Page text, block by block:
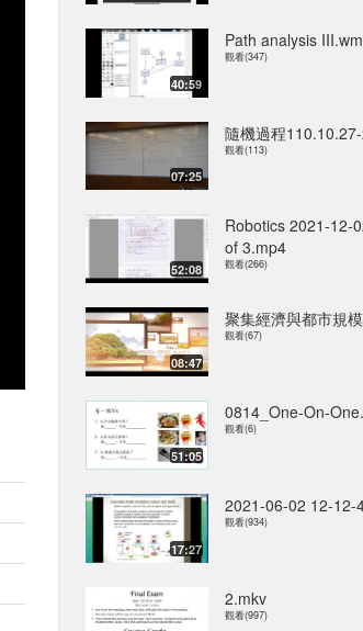
40:59
Path analysis
觀看(347)
07:25
隨機過程
觀看(113)
52:08
Robotics 2021-12-
of 3.mp4
觀看(266)
08:47
聚集經濟與都市規
觀看(67)
51:05
0814_One-On-
觀看(6)
17:27
2021-06-02 12-12-
觀看(934)
2.mkv
觀看(997)